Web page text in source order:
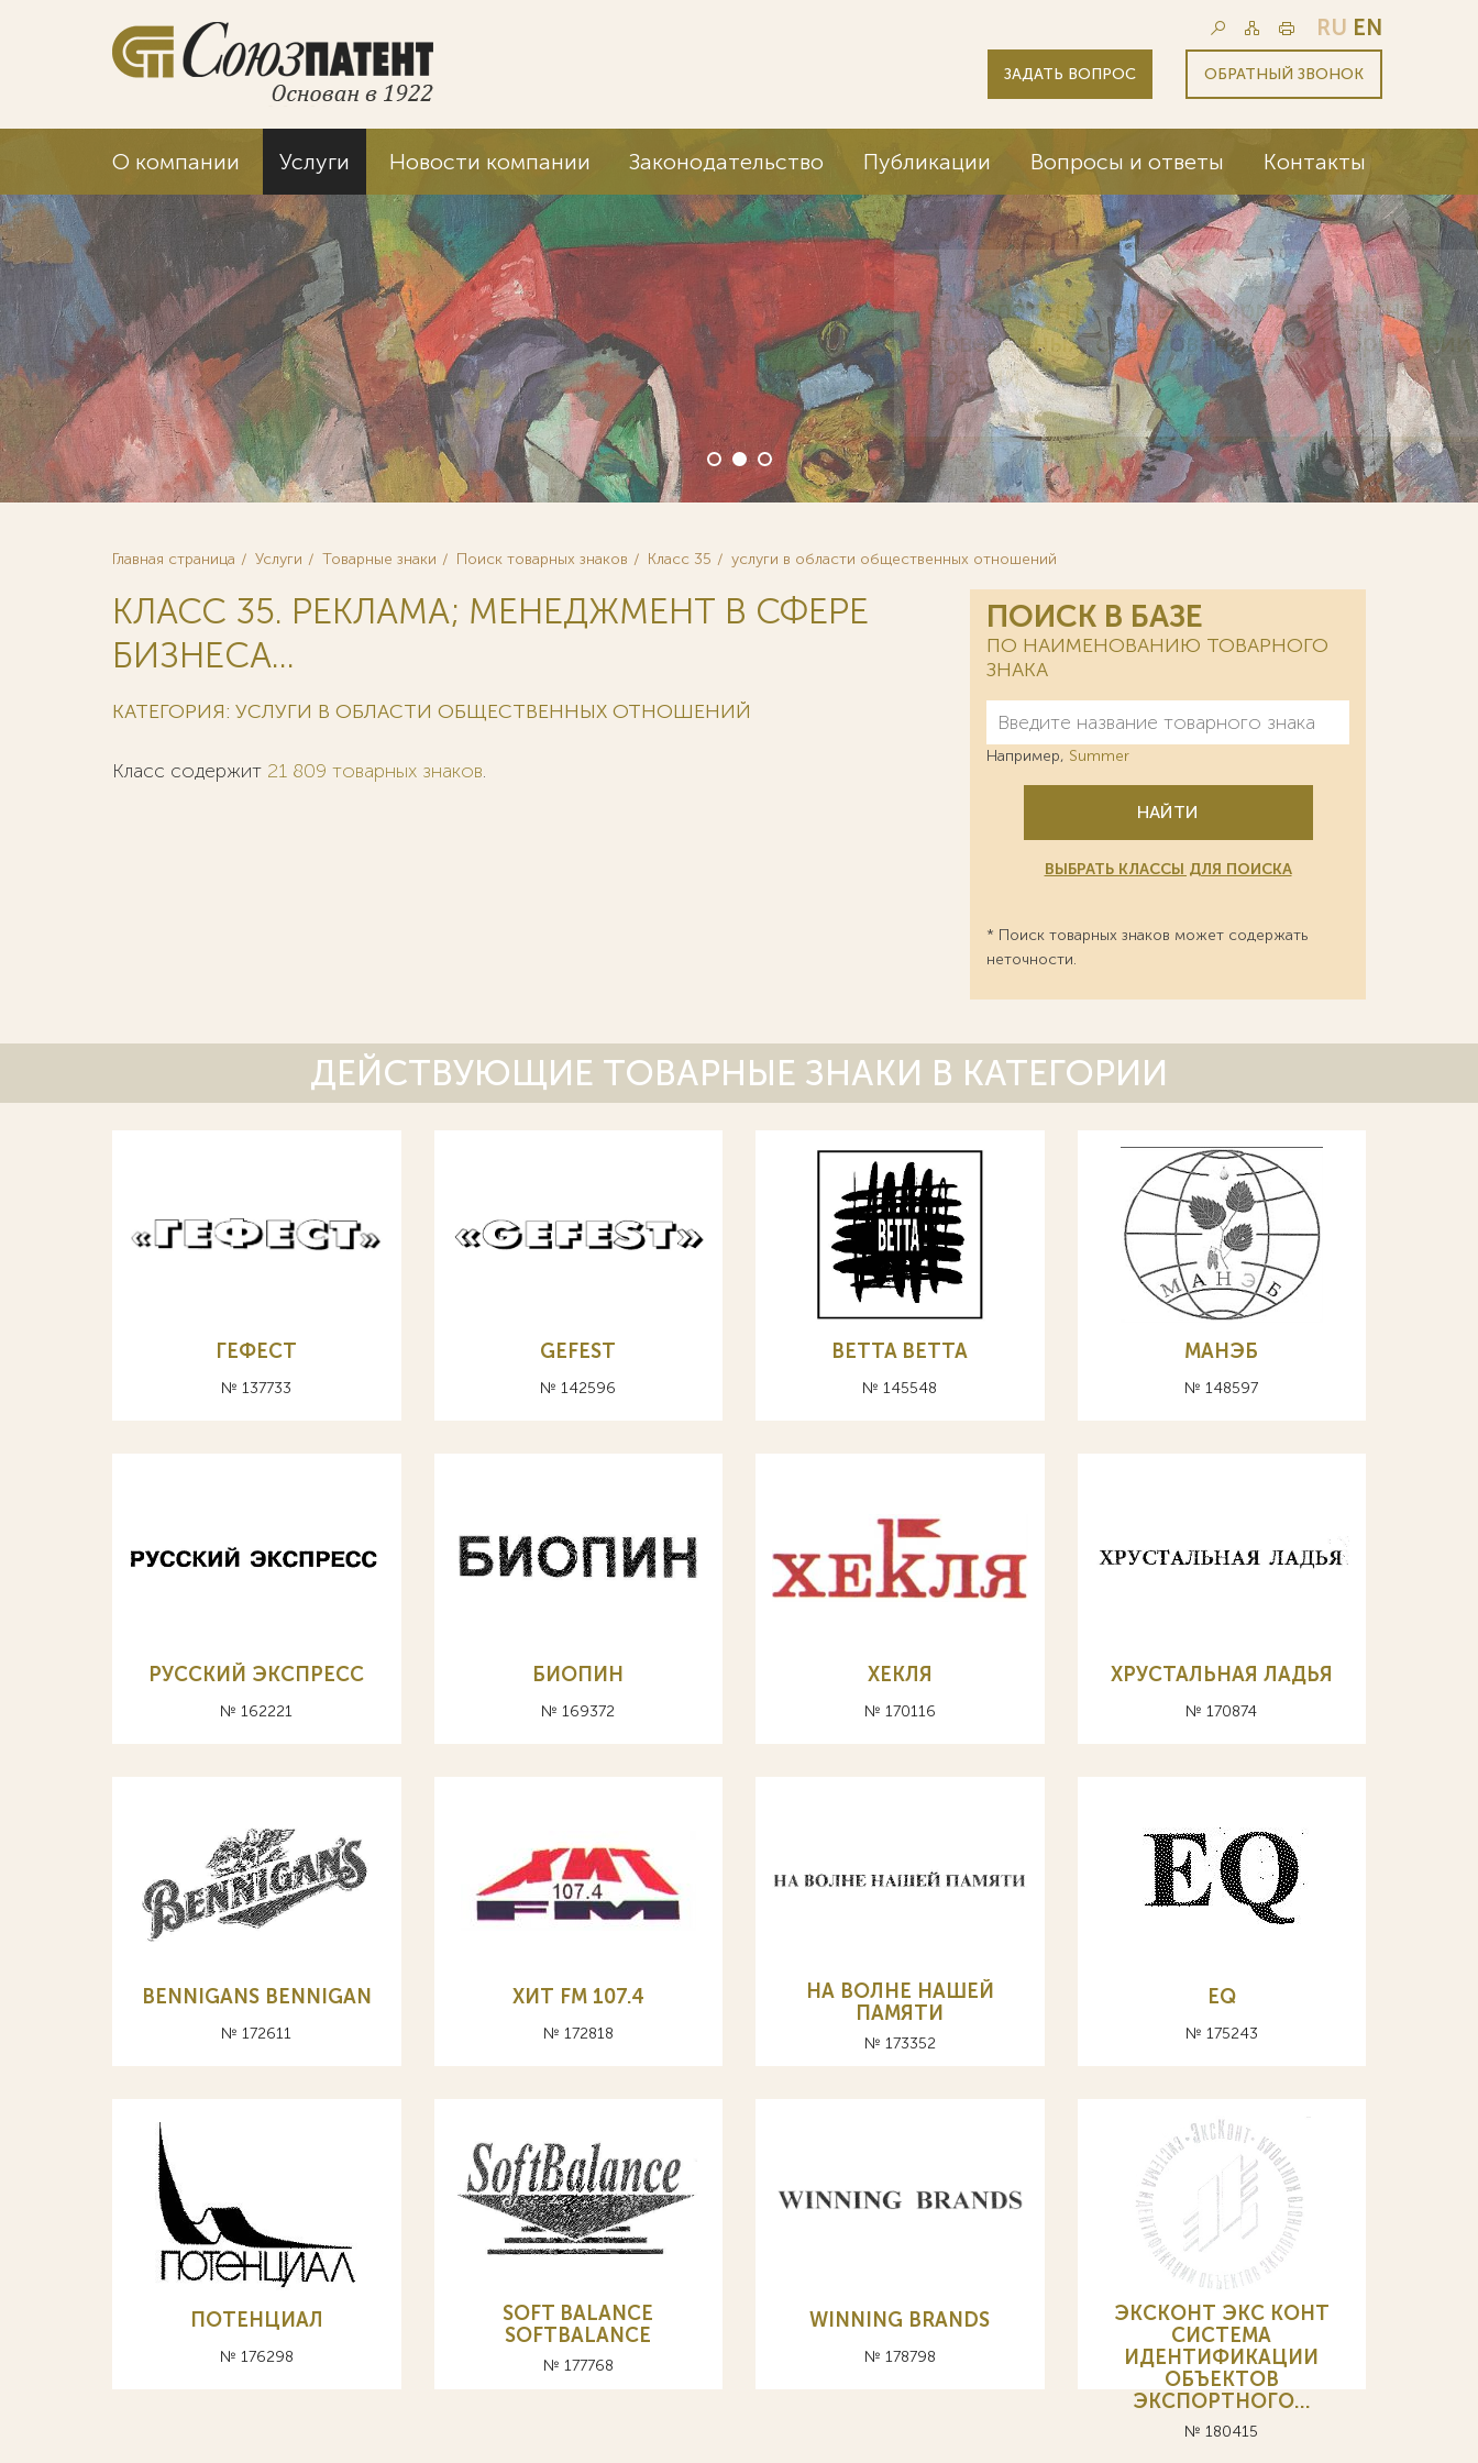
RU EN
ЗАДАТЬ ВОПРОС ОБРАТНЫЙ ЗВОНОК
О компании Услуги Новости компании Законодательство Публикации Вопросы и ответы Контакты
Главная страница Услуги Товарные знаки Поиск товарных знаков Класс 35 услуги в области общественных отношений
КЛАСС 35. РЕКЛАМА; МЕНЕДЖМЕНТ В СФЕРЕ
БИЗНЕСА...
КАТЕГОРИЯ: УСЛУГИ В ОБЛАСТИ ОБЩЕСТВЕННЫХ ОТНОШЕНИЙ
Класс содержит 21 809 товарных знаков.
ПОИСК В БАЗЕ
ПО НАИМЕНОВАНИЮ ТОВАРНОГО
ЗНАКА
Например, Summer
НАЙТИ
ВЫБРАТЬ КЛАССЫ ДЛЯ ПОИСКА
* Поиск товарных знаков может содержать
неточности.
ДЕЙСТВУЮЩИЕ ТОВАРНЫЕ ЗНАКИ В КАТЕГОРИИ
ГЕФЕСТ
№ 137733
GEFEST
№ 142596
BETTA ВЕТТА
№ 145548
МАНЭБ
№ 148597
РУССКИЙ ЭКСПРЕСС
№ 162221
БИОПИН
№ 169372
ХЕКЛЯ
№ 170116
ХРУСТАЛЬНАЯ ЛАДЬЯ
№ 170874
BENNIGANS BENNIGAN
№ 172611
ХИТ FM 107.4
№ 172818
НА ВОЛНЕ НАШЕЙ
ПАМЯТИ
№ 173352
EQ
№ 175243
ПОТЕНЦИАЛ
№ 176298
SOFT BALANCE
SOFTBALANCE
№ 177768
WINNING BRANDS
№ 178798
ЭКСКОНТ ЭКС КОНТ
СИСТЕМА
ИДЕНТИФИКАЦИИ
ОБЪЕКТОВ
ЭКСПОРТНОГО…
№ 180415